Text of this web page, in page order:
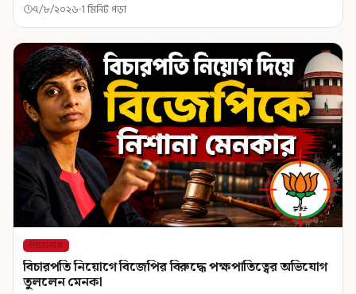
৭/৮/২০২৬ 1 মিনিট পড়া
শিরোনাম
বিচারপতি নিয়োগে বিজেপির বিরুদ্ধে পক্ষপাতিত্বের অভিযোগ
তুললেন মেনকা